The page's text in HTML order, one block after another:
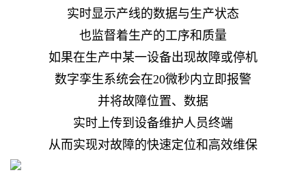
实时显示产线的数据与生产状态
也监督着生产的工序和质量
如果在生产中某一设备出现故障或停机
数字孪生系统会在20微秒内立即报警
并将故障位置、数据
实时上传到设备维护人员终端
从而实现对故障的快速定位和高效维保